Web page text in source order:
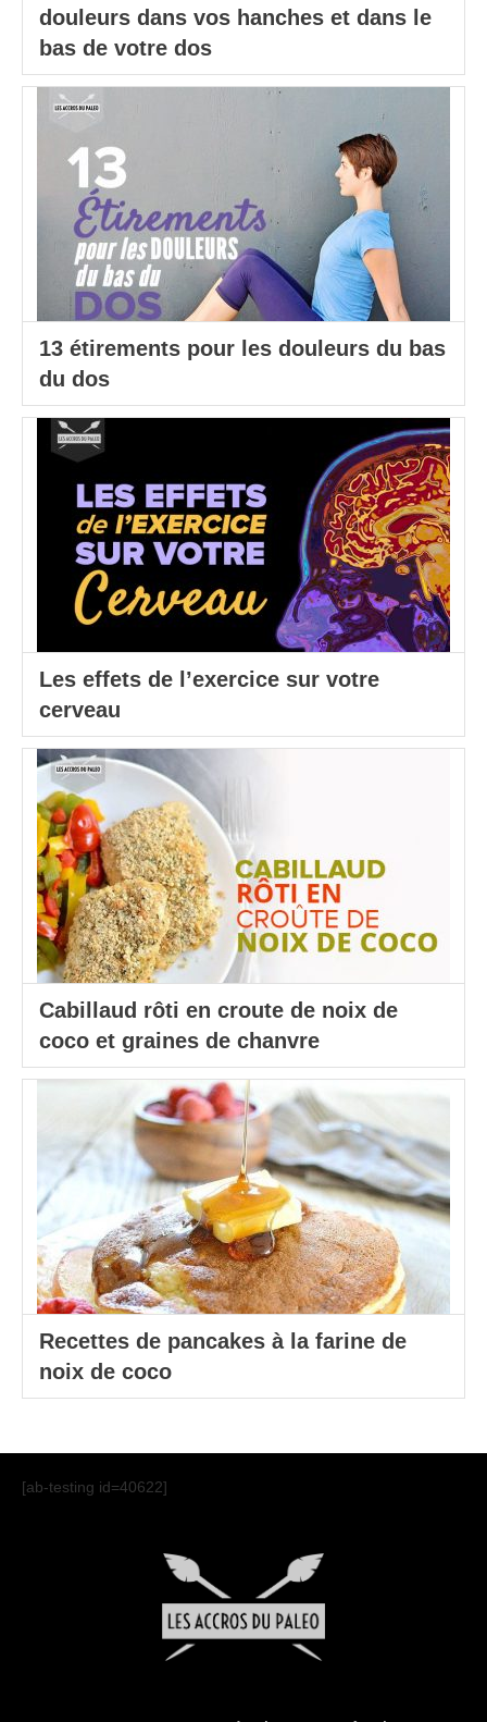
douleurs dans vos hanches et dans le
bas de votre dos
13 étirements pour les douleurs du bas
du dos
Les effets de l’exercice sur votre
cerveau
Cabillaud rôti en croute de noix de
coco et graines de chanvre
Recettes de pancakes à la farine de
noix de coco
[ab-testing id=40622]